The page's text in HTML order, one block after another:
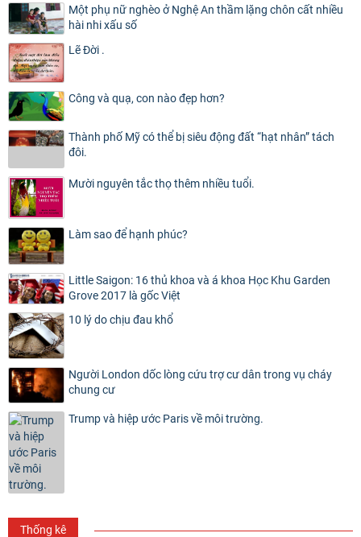
Một phụ nữ nghèo ở Nghệ An thầm lặng chôn cất nhiều
hài nhi xấu số
Lẽ Đời .
Công và quạ, con nào đẹp hơn?
Thành phố Mỹ có thể bị siêu động đất “hạt nhân” tách
đôi.
Mười nguyên tắc thọ thêm nhiều tuổi.
Làm sao để hạnh phúc?
Little Saigon: 16 thủ khoa và á khoa Học Khu Garden
Grove 2017 là gốc Việt
10 lý do chịu đau khổ
Người London dốc lòng cứu trợ cư dân trong vụ cháy
chung cư
Trump và hiệp ước Paris về môi trường.
Thống kê